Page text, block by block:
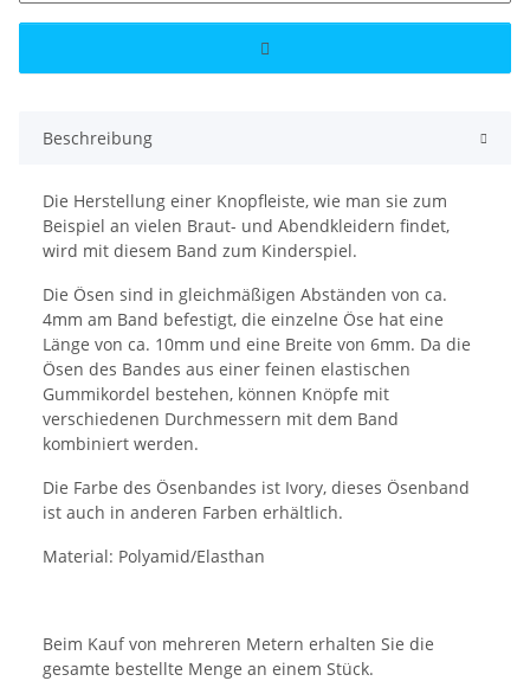
Beschreibung
Die Herstellung einer Knopfleiste, wie man sie zum
Beispiel an vielen Braut- und Abendkleidern findet,
wird mit diesem Band zum Kinderspiel.
Die Ösen sind in gleichmäßigen Abständen von ca.
4mm am Band befestigt, die einzelne Öse hat eine
Länge von ca. 10mm und eine Breite von 6mm. Da die
Ösen des Bandes aus einer feinen elastischen
Gummikordel bestehen, können Knöpfe mit
verschiedenen Durchmessern mit dem Band
kombiniert werden.
Die Farbe des Ösenbandes ist Ivory, dieses Ösenband
ist auch in anderen Farben erhältlich.
Material: Polyamid/Elasthan
Beim Kauf von mehreren Metern erhalten Sie die
gesamte bestellte Menge an einem Stück.